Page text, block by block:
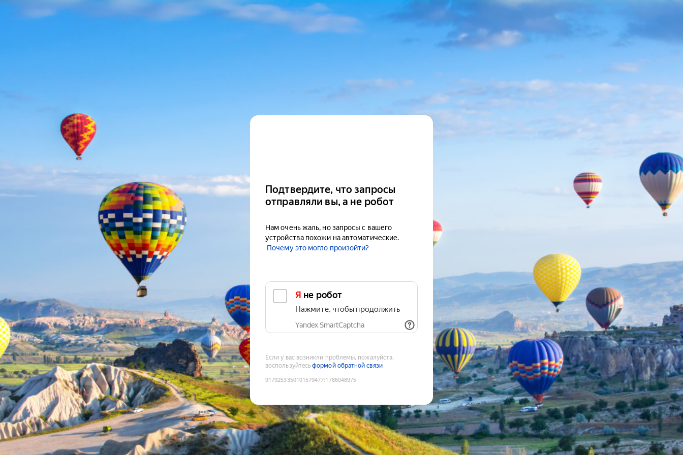
Подтвердите, что запросы
отправляли вы, а не робот
Нам очень жаль, но запросы с вашего
устройства похожи на автоматические.
Почему это могло произойти?
Я не робот
Нажмите, чтобы продолжить
Yandex SmartCaptcha
Если у вас возникли проблемы, пожалуйста,
воспользуйтесьформой обратной связи
9179253350101579477:1786048975